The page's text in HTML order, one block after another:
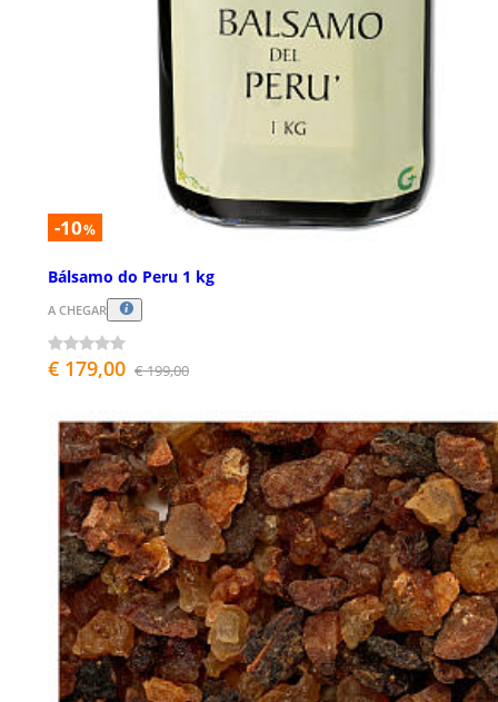
-10%
Bálsamo do Peru 1 kg
A CHEGAR
€ 179,00 € 199,00